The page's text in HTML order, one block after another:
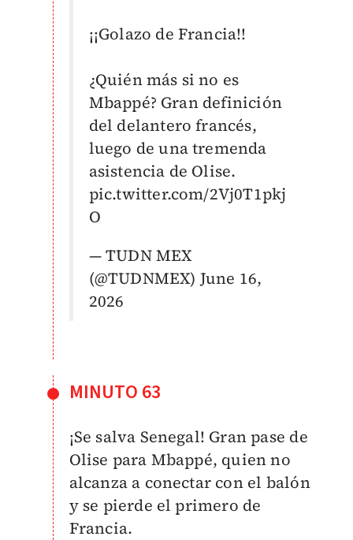
¡¡Golazo de Francia!!
¿Quién más si no es
Mbappé? Gran definición
del delantero francés,
luego de una tremenda
asistencia de Olise.
pic.twitter.com/2Vj0T1pkj
O
— TUDN MEX
(@TUDNMEX) June 16,
2026
MINUTO 63
¡Se salva Senegal! Gran pase de
Olise para Mbappé, quien no
alcanza a conectar con el balón
y se pierde el primero de
Francia.